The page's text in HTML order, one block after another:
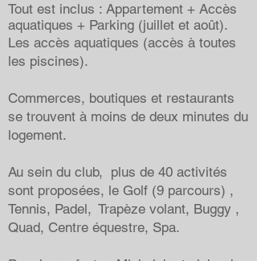
Tout est inclus : Appartement + Accès
aquatiques + Parking (juillet et août).
Les accès aquatiques (accès à toutes
les piscines).
Commerces, boutiques et restaurants
se trouvent à moins de deux minutes du
logement.
Au sein du club, plus de 40 activités
sont proposées, le Golf (9 parcours) ,
Tennis, Padel, Trapèze volant, Buggy ,
Quad, Centre équestre, Spa.